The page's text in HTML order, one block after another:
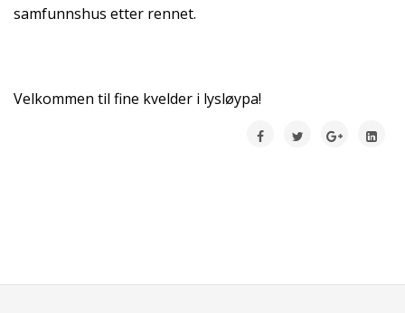
samfunnshus etter rennet.
Velkommen til fine kvelder i lysløypa!